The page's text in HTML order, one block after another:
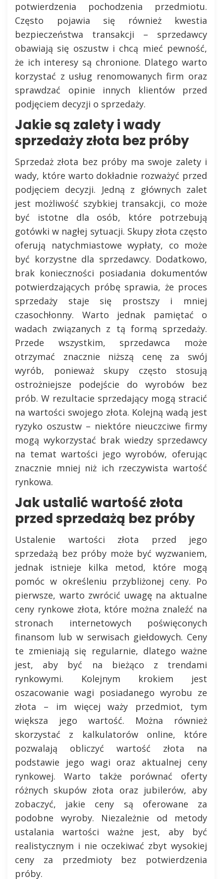
potwierdzenia pochodzenia przedmiotu.
Często pojawia się również kwestia
bezpieczeństwa transakcji – sprzedawcy
obawiają się oszustw i chcą mieć pewność,
że ich interesy są chronione. Dlatego warto
korzystać z usług renomowanych firm oraz
sprawdzać opinie innych klientów przed
podjęciem decyzji o sprzedaży.
Jakie są zalety i wady
sprzedaży złota bez próby
Sprzedaż złota bez próby ma swoje zalety i
wady, które warto dokładnie rozważyć przed
podjęciem decyzji. Jedną z głównych zalet
jest możliwość szybkiej transakcji, co może
być istotne dla osób, które potrzebują
gotówki w nagłej sytuacji. Skupy złota często
oferują natychmiastowe wypłaty, co może
być korzystne dla sprzedawcy. Dodatkowo,
brak konieczności posiadania dokumentów
potwierdzających próbę sprawia, że proces
sprzedaży staje się prostszy i mniej
czasochłonny. Warto jednak pamiętać o
wadach związanych z tą formą sprzedaży.
Przede wszystkim, sprzedawca może
otrzymać znacznie niższą cenę za swój
wyrób, ponieważ skupy często stosują
ostrożniejsze podejście do wyrobów bez
prób. W rezultacie sprzedający mogą stracić
na wartości swojego złota. Kolejną wadą jest
ryzyko oszustw – niektóre nieuczciwe firmy
mogą wykorzystać brak wiedzy sprzedawcy
na temat wartości jego wyrobów, oferując
znacznie mniej niż ich rzeczywista wartość
rynkowa.
Jak ustalić wartość złota
przed sprzedażą bez próby
Ustalenie wartości złota przed jego
sprzedażą bez próby może być wyzwaniem,
jednak istnieje kilka metod, które mogą
pomóc w określeniu przybliżonej ceny. Po
pierwsze, warto zwrócić uwagę na aktualne
ceny rynkowe złota, które można znaleźć na
stronach internetowych poświęconych
finansom lub w serwisach giełdowych. Ceny
te zmieniają się regularnie, dlatego ważne
jest, aby być na bieżąco z trendami
rynkowymi. Kolejnym krokiem jest
oszacowanie wagi posiadanego wyrobu ze
złota – im więcej waży przedmiot, tym
większa jego wartość. Można również
skorzystać z kalkulatorów online, które
pozwalają obliczyć wartość złota na
podstawie jego wagi oraz aktualnej ceny
rynkowej. Warto także porównać oferty
różnych skupów złota oraz jubilerów, aby
zobaczyć, jakie ceny są oferowane za
podobne wyroby. Niezależnie od metody
ustalania wartości ważne jest, aby być
realistycznym i nie oczekiwać zbyt wysokiej
ceny za przedmioty bez potwierdzenia
próby.